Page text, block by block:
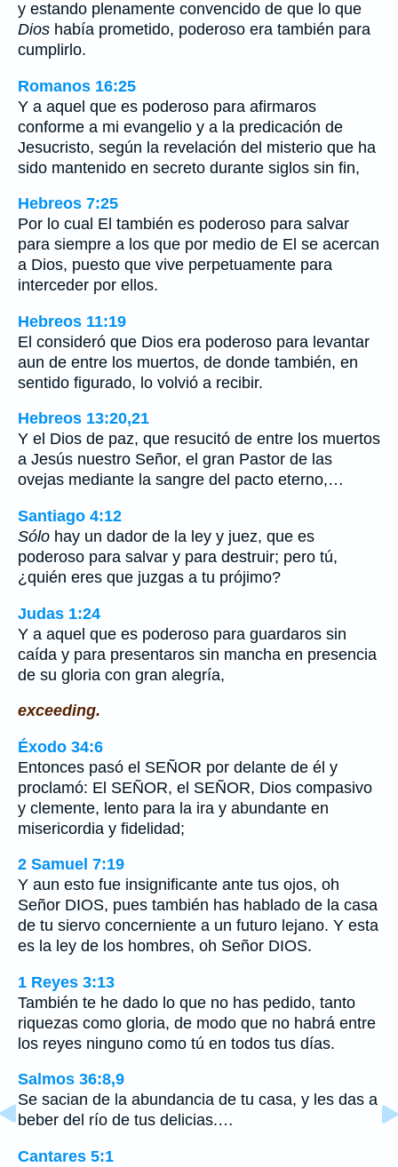
y estando plenamente convencido de que lo que
Dios había prometido, poderoso era también para
cumplirlo.
Romanos 16:25
Y a aquel que es poderoso para afirmaros
conforme a mi evangelio y a la predicación de
Jesucristo, según la revelación del misterio que ha
sido mantenido en secreto durante siglos sin fin,
Hebreos 7:25
Por lo cual El también es poderoso para salvar
para siempre a los que por medio de El se acercan
a Dios, puesto que vive perpetuamente para
interceder por ellos.
Hebreos 11:19
El consideró que Dios era poderoso para levantar
aun de entre los muertos, de donde también, en
sentido figurado, lo volvió a recibir.
Hebreos 13:20,21
Y el Dios de paz, que resucitó de entre los muertos
a Jesús nuestro Señor, el gran Pastor de las
ovejas mediante la sangre del pacto eterno,…
Santiago 4:12
Sólo hay un dador de la ley y juez, que es
poderoso para salvar y para destruir; pero tú,
¿quién eres que juzgas a tu prójimo?
Judas 1:24
Y a aquel que es poderoso para guardaros sin
caída y para presentaros sin mancha en presencia
de su gloria con gran alegría,
exceeding.
Éxodo 34:6
Entonces pasó el SEÑOR por delante de él y
proclamó: El SEÑOR, el SEÑOR, Dios compasivo
y clemente, lento para la ira y abundante en
misericordia y fidelidad;
2 Samuel 7:19
Y aun esto fue insignificante ante tus ojos, oh
Señor DIOS, pues también has hablado de la casa
de tu siervo concerniente a un futuro lejano. Y esta
es la ley de los hombres, oh Señor DIOS.
1 Reyes 3:13
También te he dado lo que no has pedido, tanto
riquezas como gloria, de modo que no habrá entre
los reyes ninguno como tú en todos tus días.
Salmos 36:8,9
Se sacian de la abundancia de tu casa, y les das a
beber del río de tus delicias.…
Cantares 5:1